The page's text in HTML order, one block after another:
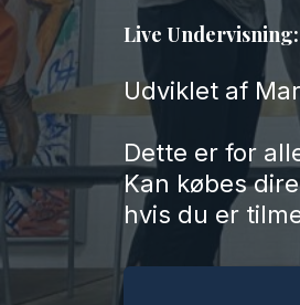
Live Undervisning:
Udviklet af
Dette er for
Kan købes
hvis du er